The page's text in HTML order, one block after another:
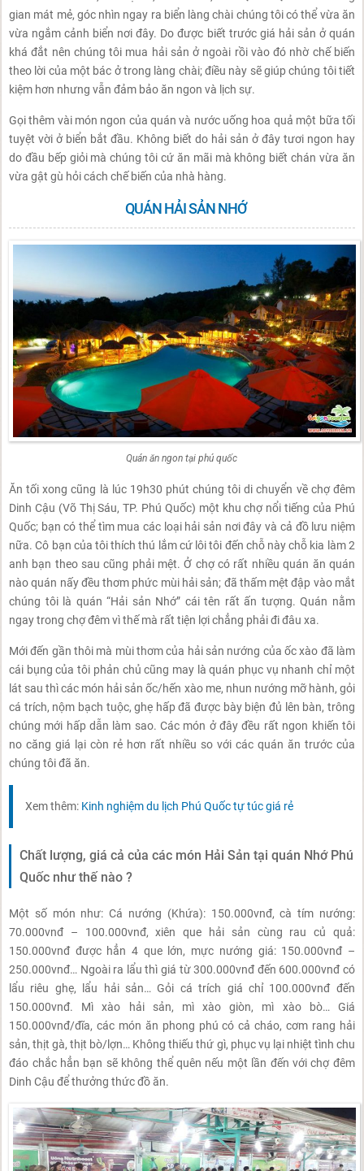
gian mát mẻ, góc nhìn ngay ra biển làng chài chúng tôi có thể vừa ăn
vừa ngắm cảnh biển nơi đây. Do được biết trước giá hải sản ở quán
khá đắt nên chúng tôi mua hải sản ở ngoài rồi vào đó nhờ chế biến
theo lời của một bác ở trong làng chài; điều này sẽ giúp chúng tôi tiết
kiệm hơn nhưng vẫn đảm bảo ăn ngon và lịch sự.
Gọi thêm vài món ngon của quán và nước uống hoa quả một bữa tối
tuyệt vời ở biển bắt đầu. Không biết do hải sản ở đây tươi ngon hay
do đầu bếp giỏi mà chúng tôi cứ ăn mãi mà không biết chán vừa ăn
vừa gật gù hỏi cách chế biến của nhà hàng.
QUÁN HẢI SẢN NHỚ
Quán ăn ngon tại phú quốc
Ăn tối xong cũng là lúc 19h30 phút chúng tôi di chuyển về chợ đêm
Dinh Cậu (Võ Thị Sáu, TP. Phú Quốc) một khu chợ nổi tiếng của Phú
Quốc; bạn có thể tìm mua các loại hải sản nơi đây và cả đồ lưu niệm
nữa. Cô bạn của tôi thích thú lắm cứ lôi tôi đến chỗ này chỗ kia làm 2
anh bạn theo sau cũng phải mệt. Ở chợ có rất nhiều quán ăn quán
nào quán nấy đều thơm phức mùi hải sản; đã thấm mệt đập vào mắt
chúng tôi là quán “Hải sản Nhớ” cái tên rất ấn tượng. Quán nằm
ngay trong chợ đêm vì thế mà rất tiện lợi chẳng phải đi đâu xa.
Mới đến gần thôi mà mùi thơm của hải sản nướng của ốc xào đã làm
cái bụng của tôi phản chủ cũng may là quán phục vụ nhanh chỉ một
lát sau thì các món hải sản ốc/hến xào me, nhun nướng mỡ hành, gỏi
cá trích, nộm bạch tuộc, ghẹ hấp đã được bày biện đủ lên bàn, trông
chúng mới hấp dẫn làm sao. Các món ở đây đều rất ngon khiến tôi
no căng giá lại còn rẻ hơn rất nhiều so với các quán ăn trước của
chúng tôi đã ăn.
Xem thêm: Kinh nghiệm du lịch Phú Quốc tự túc giá rẻ
Chất lượng, giá cả của các món Hải Sản tại quán Nhớ Phú
Quốc như thế nào ?
Một số món như: Cá nướng (Khứa): 150.000vnđ, cà tím nướng:
70.000vnđ – 100.000vnđ, xiên que hải sản cùng rau củ quả:
150.000vnđ được hẳn 4 que lớn, mực nướng giá: 150.000vnđ –
250.000vnđ… Ngoài ra lẩu thì giá từ 300.000vnđ đến 600.000vnđ có
lẩu riêu ghẹ, lẩu hải sản… Gỏi cá trích giá chỉ 100.000vnđ đến
150.000vnđ. Mì xào hải sản, mì xào giòn, mì xào bò… Giá
150.000vnđ/đĩa, các món ăn phong phú có cả cháo, cơm rang hải
sản, thịt gà, thịt bò/lợn… Không thiếu thứ gì, phục vụ lại nhiệt tình chu
đáo chắc hẳn bạn sẽ không thể quên nếu một lần đến với chợ đêm
Dinh Cậu để thưởng thức đồ ăn.